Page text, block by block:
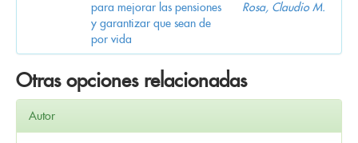
para mejorar las pensiones
y garantizar que sean de
por vida
Rosa, Claudio M.
Otras opciones relacionadas
Autor